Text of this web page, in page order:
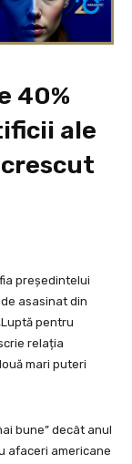
40%
ale
președintelui
asasinat din
pentru
relația
mari puteri
bune” decât anul
afaceri americane